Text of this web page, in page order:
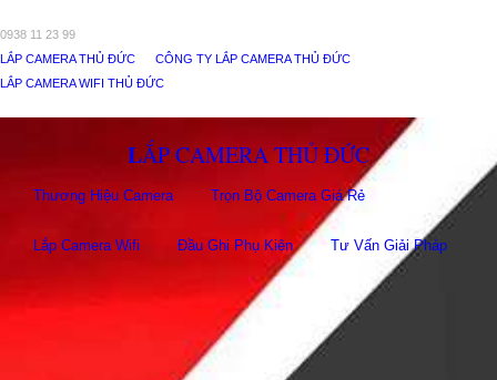
0938 11 23 99
LẮP CAMERA THỦ ĐỨC
CÔNG TY LẮP CAMERA THỦ ĐỨC
LẮP CAMERA WIFI THỦ ĐỨC
LẮP CAMERA THỦ ĐỨC
Thương Hiệu Camera Trọn Bộ Camera Giá Rẻ
Lắp Camera Wifi Đầu Ghi Phụ Kiên Tư Vấn Giải Pháp